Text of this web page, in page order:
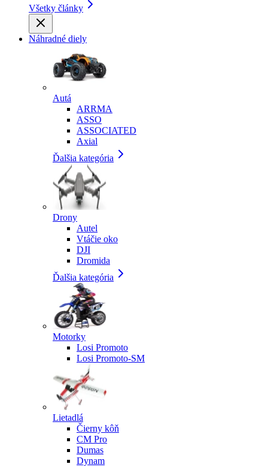
Všetky články
Náhradné diely
Autá
ARRMA
ASSO
ASSOCIATED
Axial
Ďalšia kategória
Drony
Autel
Vtáčie oko
DJI
Dromida
Ďalšia kategória
Motorky
Losi Promoto
Losi Promoto-SM
Lietadlá
Čierny kôň
CM Pro
Dumas
Dynam